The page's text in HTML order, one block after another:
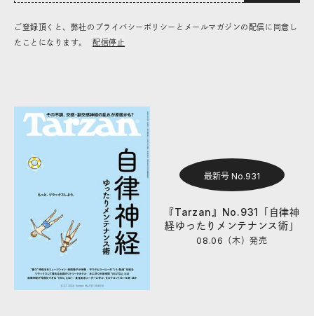
ご登録頂くと、弊社のプライバシーポリシーとメールマガジンの配信に同意し
たことになります。
配信停止
最新号 No.931
『Tarzan』No.931「自律神
経ゆったりメンテナンス術」
08.06（木）発売